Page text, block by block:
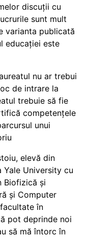
discuții cu
sunt mult
varianta publicată
educației este
nu ar trebui
de intrare la
trebuie să fie
competențele
unui
elevă din
Yale University cu
Biofizică și
și Computer
în
pot deprinde noi
să mă întorc în